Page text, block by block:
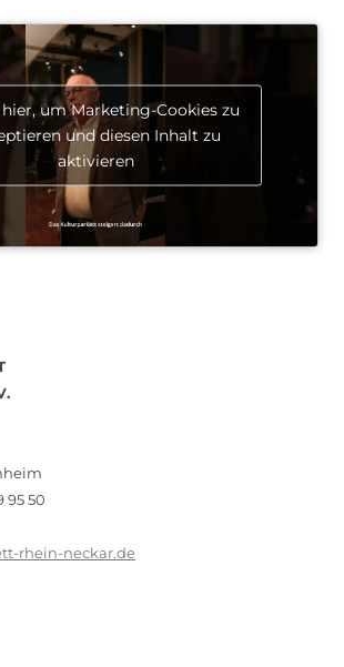
um Marketing-Cookies zu
und diesen Inhalt zu
aktivieren
95 50
rhein-neckar.de